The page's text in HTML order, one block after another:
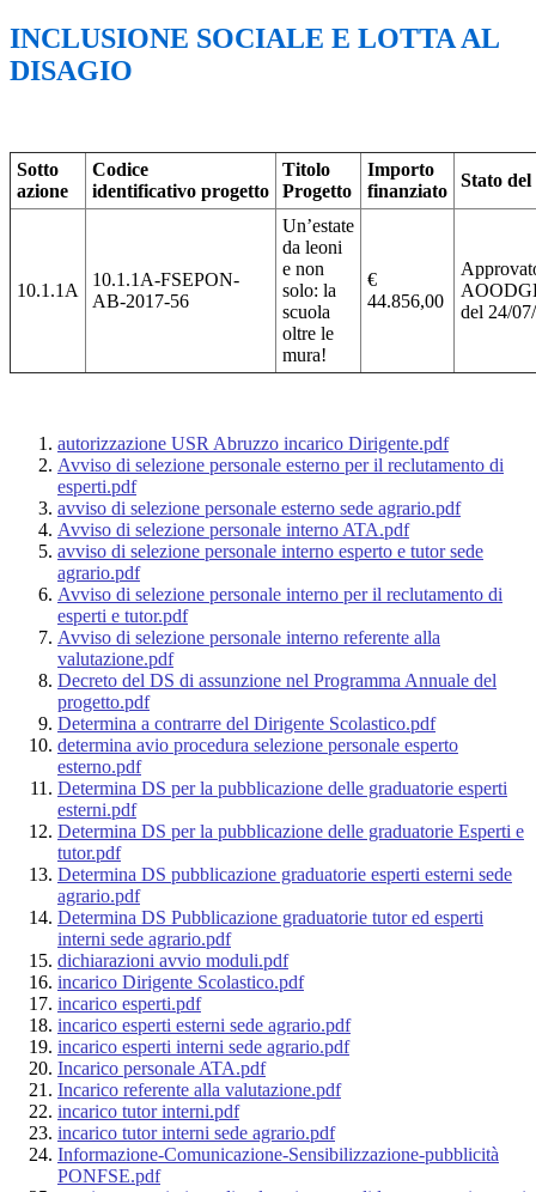
INCLUSIONE SOCIALE E LOTTA AL
DISAGIO
Sotto
azione
Codice
identificativo progetto
Titolo
Progetto
Importo
finanziato
Stato
10.1.1A
10.1.1A-FSEPON-
AB-2017-56
Un’estate
da leoni
e non
solo: la
scuola
oltre le
mura!
€
44.856,00
del 24/
autorizzazione USR Abruzzo incarico Dirigente.pdf
Avviso di selezione personale esterno per il reclutamento di
esperti.pdf
avviso di selezione personale esterno sede agrario.pdf
Avviso di selezione personale interno ATA.pdf
avviso di selezione personale interno esperto e tutor sede
agrario.pdf
Avviso di selezione personale interno per il reclutamento di
esperti e tutor.pdf
Avviso di selezione personale interno referente alla
valutazione.pdf
Decreto del DS di assunzione nel Programma Annuale del
progetto.pdf
Determina a contrarre del Dirigente Scolastico.pdf
determina avio procedura selezione personale esperto
esterno.pdf
Determina DS per la pubblicazione delle graduatorie esperti
esterni.pdf
Determina DS per la pubblicazione delle graduatorie Esperti e
tutor.pdf
Determina DS pubblicazione graduatorie esperti esterni sede
agrario.pdf
Determina DS Pubblicazione graduatorie tutor ed esperti
interni sede agrario.pdf
dichiarazioni avvio moduli.pdf
incarico Dirigente Scolastico.pdf
incarico esperti.pdf
incarico esperti esterni sede agrario.pdf
incarico esperti interni sede agrario.pdf
Incarico personale ATA.pdf
Incarico referente alla valutazione.pdf
incarico tutor interni.pdf
incarico tutor interni sede agrario.pdf
Informazione-Comunicazione-Sensibilizzazione-pubblicità
PONFSE.pdf